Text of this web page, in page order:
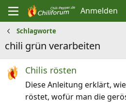
Anmelden
Schlagworte
chili grün verarbeiten
Chilis rösten
Diese Anleitung erklärt,
röstet, wofür man die